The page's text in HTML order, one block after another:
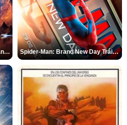
Ant-Man y la Avispa: Quantumanía Tráiler (2) Spider-Man: Brand New Day Tráiler (3)